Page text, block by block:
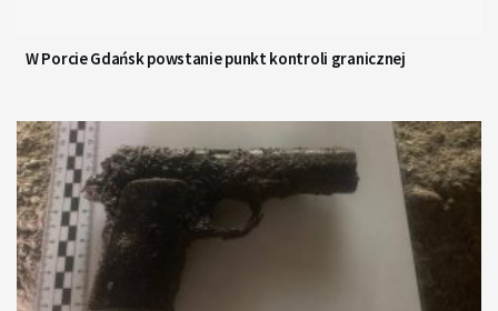
W Porcie Gdańsk powstanie punkt kontroli granicznej